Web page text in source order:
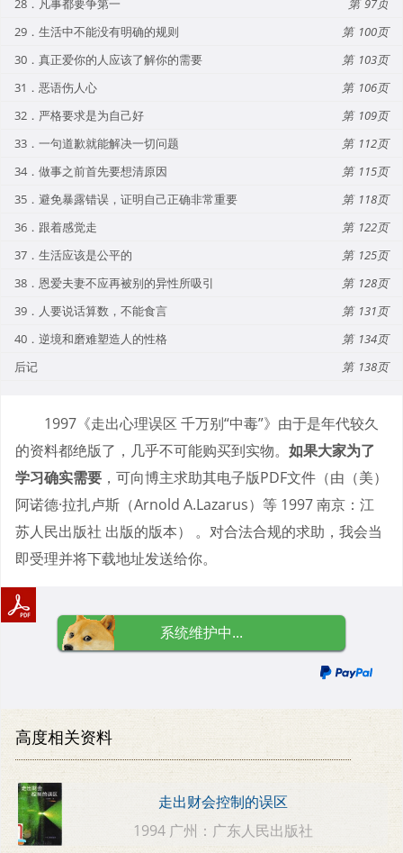
28．凡事都要争第一
97
29．生活中不能没有明确的规则
100
30．真正爱你的人应该了解你的需要
103
31．恶语伤人心
106
32．严格要求是为自己好
109
33．一句道歉就能解决一切问题
112
34．做事之前首先要想清原因
115
35．避免暴露错误，证明自己正确非常重要
118
36．跟着感觉走
122
37．生活应该是公平的
125
38．恩爱夫妻不应再被别的异性所吸引
128
39．人要说话算数，不能食言
131
40．逆境和磨难塑造人的性格
134
后记
138
1997《走出心理误区 千万别“中毒”》由于是年代较久
的资料都绝版了，几乎不可能购买到实物。 如果大家为了
学习确实需要 ，可向博主求助其电子版PDF文件（由（美）
阿诺德·拉扎卢斯（Arnold A.Lazarus）等 1997 南京：江
苏人民出版社 出版的版本） 。对合法合规的求助，我会当
即受理并将下载地址发送给你。
系统维护中...
高度相关资料
走出财会控制的误区
1994 广州：广东人民出版社